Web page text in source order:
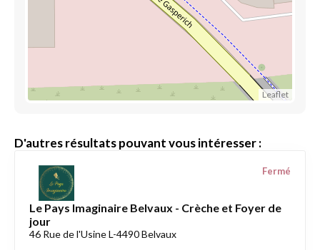
Leaflet
D'autres résultats pouvant vous intéresser :
Le Pays Imaginaire Belvaux - Crèche et Foyer de
jour
46 Rue de l'Usine L-4490 Belvaux
Fermé